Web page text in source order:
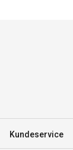
Kundeservice